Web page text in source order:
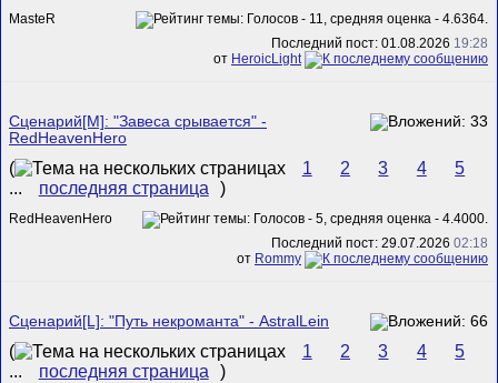
MasteR
Последний пост: 01.08.2026 19:28
от HeroicLight
Сценарий[M]: "Завеса срывается" -
RedHeavenHero
( 1 2 3 4
5
...
последняя страница )
RedHeavenHero
Последний пост: 29.07.2026 02:18
от Rommy
Сценарий[L]: "Путь некроманта" - AstralLein
( 1 2 3 4
5
...
последняя страница )